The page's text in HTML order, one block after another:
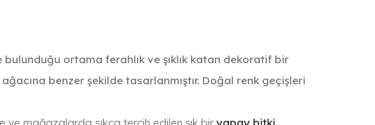
ortama ferahlık ve şıklık katan dekoratif bir
benzer şekilde tasarlanmıştır. Doğal renk geçişleri